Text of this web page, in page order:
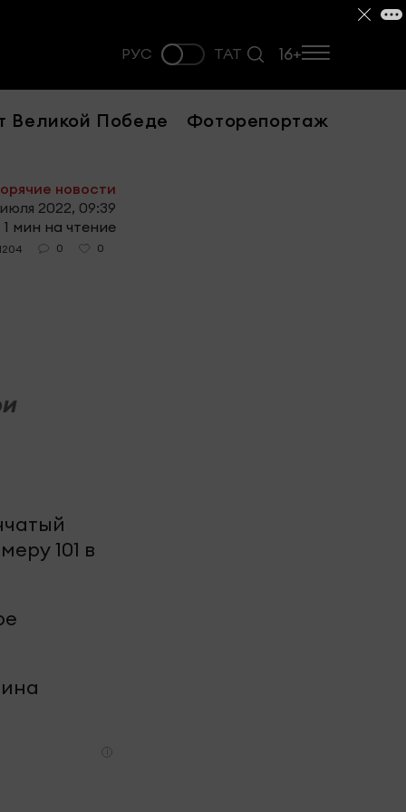
РУС ТАТ 16+
Великой Победе Фоторепортаж
новости
2022, 09:39
1 мин на чтение
1204 0 0
101 в
i